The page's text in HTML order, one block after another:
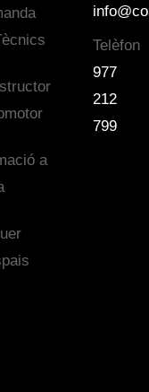
a
Telèfon
977
212
799